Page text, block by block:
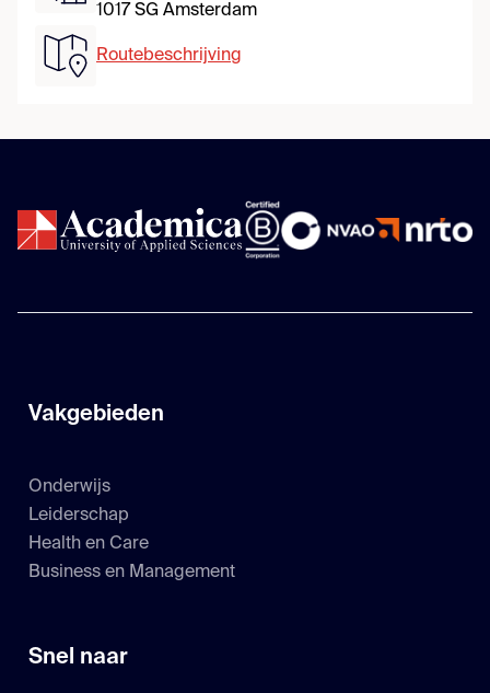
1017 SG Amsterdam
Routebeschrijving
Vakgebieden
Onderwijs
Leiderschap
Health en Care
Business en Management
Snel naar